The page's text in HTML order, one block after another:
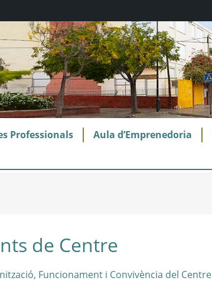
Professionals Aula d’Emprenedoria
de Centre
Funcionament i Convivència del Centre